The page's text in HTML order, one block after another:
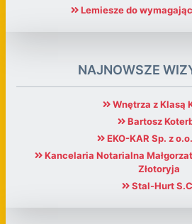
Lemiesze do
NAJNOWSZE
Wnętrza z Klasą
Bartosz
EKO-KAR Sp. z
Kancelaria Notarialna
Złotoryja
Stal-Hurt